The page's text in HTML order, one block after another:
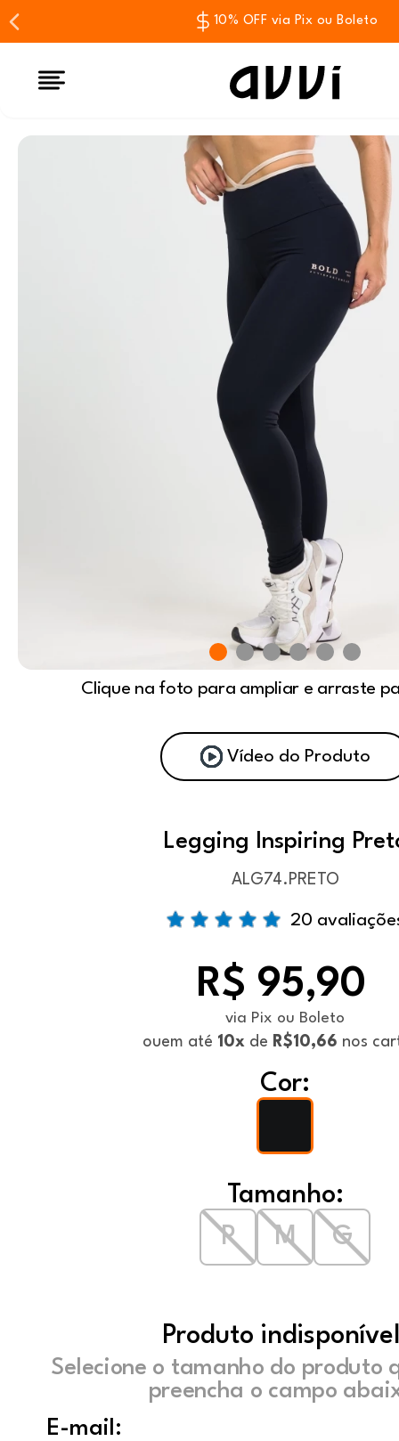
10% OFF via Pix ou Boleto
Clique na foto para ampliar e arraste
Vídeo do Produto
Legging Inspiring
ALG74.PRETO
20
R$ 95,90
via Pix ou Boleto
ouem até 10xde R$10,66 nos
Cor:
Tamanho:
P
M G
Produto
Selecione o tamanho do produto
preencha o campo
E-mail: